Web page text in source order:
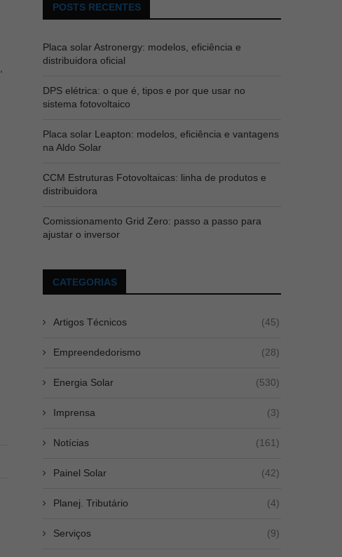
POSTS RECENTES
Placa solar Astronergy: modelos, eficiência e
distribuidora oficial
DPS elétrica: o que é, tipos e por que usar no
sistema fotovoltaico
Placa solar Leapton: modelos, eficiência e vantagens
na Aldo Solar
CCM Estruturas Fotovoltaicas: linha de produtos e
distribuidora
Comissionamento Grid Zero: passo a passo para
ajustar o inversor
CATEGORIAS
Artigos Técnicos (45)
Empreendedorismo (28)
Energia Solar (530)
Imprensa (3)
Notícias (161)
Painel Solar (42)
Planej. Tributário (4)
Serviços (9)